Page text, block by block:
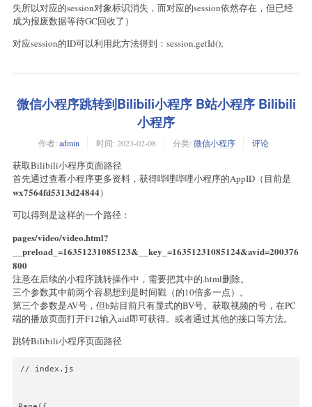
失所以对应的session对象标识消失，而对应的session依然存在，但已经
成为报废数据等待GC回收了）
对应session的ID可以利用此方法得到：session.getId();
微信小程序跳转到Bilibili小程序 B站小程序 Bilibili
小程序
作者: admin 时间: 2023-02-08 分类: 微信小程序 评论
获取Bilibili小程序页面路径
首先通过查看小程序更多资料，获得哔哩哔哩小程序的AppID（目前是
wx7564fd5313d24844）
可以得到是这样的一个路径：
pages/video/video.html?
__preload_=16351231085123&__key_=16351231085124&avid=200376
800
注意在后续的小程序跳转操作中，需要把其中的.html删除。
三个参数其中前两个容易想到是时间戳（的10倍多一点）。
第三个参数是AV号，但b站目前只有显式的BV号。获取视频的号，在PC
端的播放页面打开F12输入aid即可获得。或者通过其他的接口等方法。
跳转Bilibili小程序页面路径
// index.js